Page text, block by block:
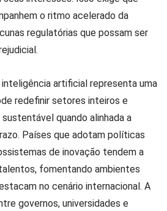
o ritmo acelerado da
regulatórias que possam ser
artificial representa uma
redefinir setores inteiros e
quando alinhada a
Países que adotam políticas
de inovação tendem a
fomentando ambientes
no cenário internacional. A
governos, universidades e